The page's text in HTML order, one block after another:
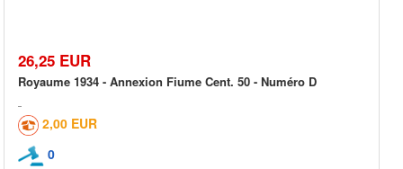
26,25 EUR
Royaume 1934 - Annexion Fiume Cent. 50 - Numéro D
2,00 EUR
0